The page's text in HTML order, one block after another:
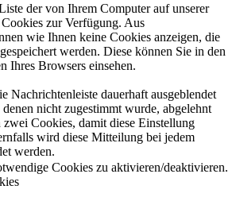
der von Ihrem Computer auf unserer
zur Verfügung. Aus
wie Ihnen keine Cookies anzeigen, die
werden. Diese können Sie in den
Ihres Browsers einsehen.
Nachrichtenleiste dauerhaft ausgeblendet
nicht zugestimmt wurde, abgelehnt
Cookies, damit diese Einstellung
wird diese Mitteilung bei jedem
werden.
Cookies zu aktivieren/deaktivieren.